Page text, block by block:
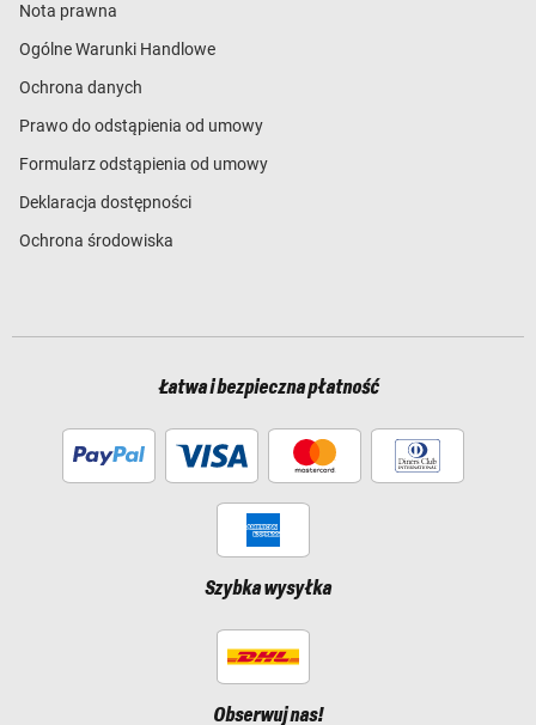
Nota prawna
Ogólne Warunki Handlowe
Ochrona danych
Prawo do odstąpienia od umowy
Formularz odstąpienia od umowy
Deklaracja dostępności
Ochrona środowiska
Łatwa i bezpieczna płatność
Szybka wysyłka
Obserwuj nas!